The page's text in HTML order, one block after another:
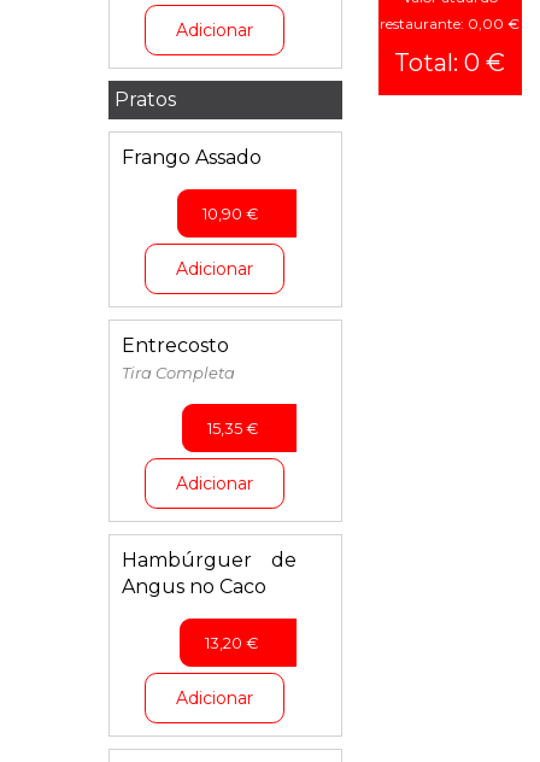
Adicionar
Pratos
Frango Assado
10,90 €
Adicionar
Entrecosto
Tira Completa
15,35€
Adicionar
Hambúrguer de
Angus no Caco
13,20 €
Adicionar
restaurante: 0,00 €
Total: 0 €